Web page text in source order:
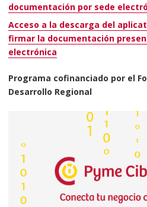
documentación por sede
Acceso a la descarga del
firmar la documentación
electrónica
Programa cofinanciado por el
Desarrollo Regional